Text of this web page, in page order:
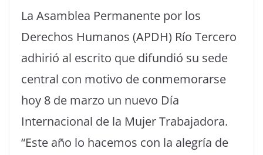
La Asamblea Permanente por los
Derechos Humanos (APDH) Río Tercero
adhirió al escrito que difundió su sede
central con motivo de conmemorarse
hoy 8 de marzo un nuevo Día
Internacional de la Mujer Trabajadora.
“Este año lo hacemos con la alegría de